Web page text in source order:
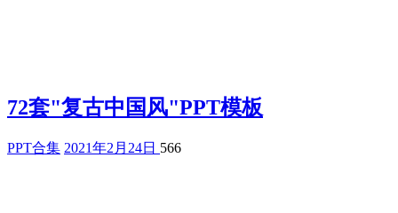
72套"复古中国风"PPT模板
PPT合集 2021年2月24日 566